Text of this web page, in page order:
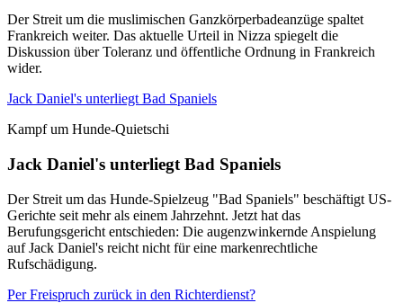
Der Streit um die muslimischen Ganzkörperbadeanzüge spaltet
Frankreich weiter. Das aktuelle Urteil in Nizza spiegelt die
Diskussion über Toleranz und öffentliche Ordnung in Frankreich
wider.
Jack Daniel's unterliegt Bad Spaniels
Kampf um Hunde-Quietschi
Jack Daniel's unterliegt Bad Spaniels
Der Streit um das Hunde-Spielzeug "Bad Spaniels" beschäftigt US-
Gerichte seit mehr als einem Jahrzehnt. Jetzt hat das
Berufungsgericht entschieden: Die augenzwinkernde Anspielung
auf Jack Daniel's reicht nicht für eine markenrechtliche
Rufschädigung.
Per Freispruch zurück in den Richterdienst?